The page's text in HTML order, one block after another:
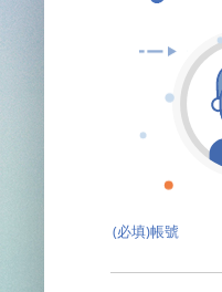
(必填)帳號